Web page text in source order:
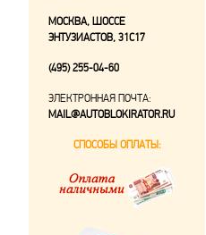
МОСКВА, ШОССЕ
ЭНТУЗИАСТОВ, 31С17
(495) 255-04-60
ЭЛЕКТРОННАЯ ПОЧТА:
MAIL@AUTOBLOKIRATOR.RU
СПОСОБЫ ОПЛАТЫ: